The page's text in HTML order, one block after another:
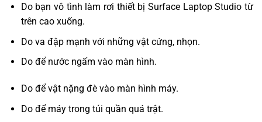
Do bạn vô tình làm rơi thiết bị Surface Laptop Studio từ
trên cao xuống.
Do va đập mạnh với những vật cứng, nhọn.
Do để nước ngấm vào màn hình.
Do để vật nặng đè vào màn hình máy.
Do để máy trong túi quần quá trật.